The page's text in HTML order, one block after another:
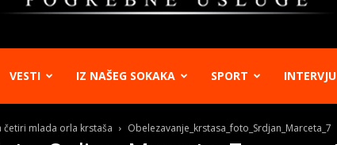
VESTI IZ NAŠEG SOKAKA SPORT INTERVJU
četiri mlada orla krstaša Obelezavanje_krstasa_foto_Srdjan_Marceta_7